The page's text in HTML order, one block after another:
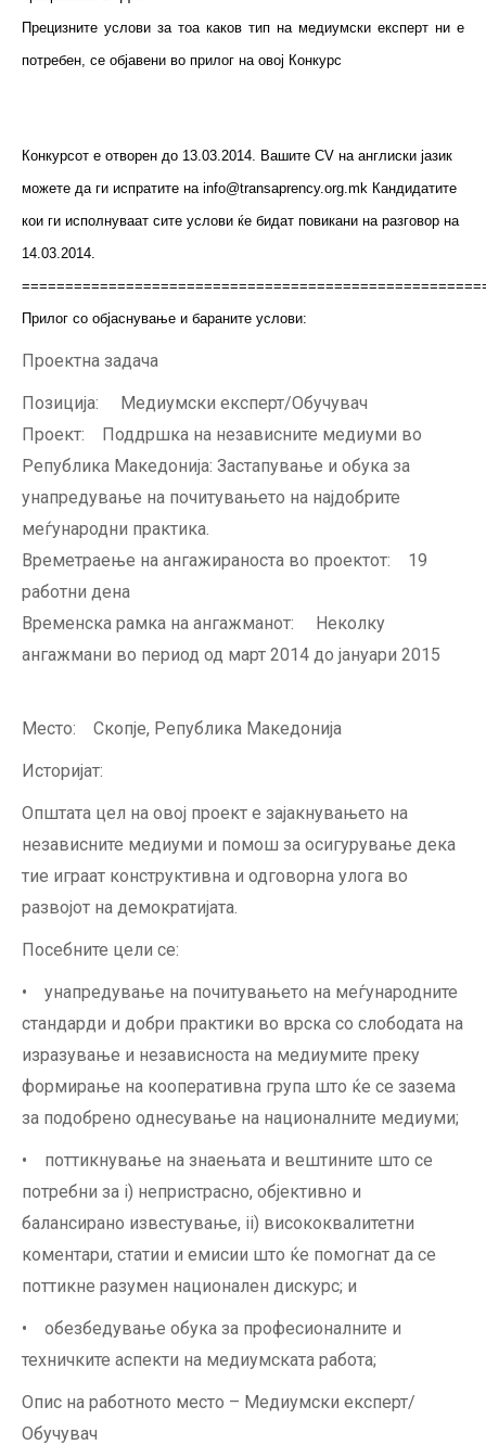
Прецизните услови за тоа каков тип на медиумски експерт ни е
потребен, се објавени во прилог на овој Конкурс
Конкурсот е отворен до 13.03.2014. Вашите CV на англиски јазик
можете да ги испратите на info@transaprency.org.mk Кандидатите
кои ги исполнуваат сите услови ќе бидат повикани на разговор на
14.03.2014.
Прилог со објаснување и бараните услови:
Проектна задача
Позиција: Медиумски експерт/Обучувач
Проект: Поддршка на независните медиуми во
Република Македонија: Застапување и обука за
унапредување на почитувањето на најдобрите
меѓународни практика.
Времетраење на ангажираноста во проектот: 19
работни дена
Временска рамка на ангажманот: Неколку
ангажмани во период од март 2014 до јануари 2015
Место: Скопје, Република Македонија
Историјат:
Општата цел на овој проект е зајакнувањето на
независните медиуми и помош за осигурување дека
тие играат конструктивна и одговорна улога во
развојот на демократијата.
Посебните цели се:
• унапредување на почитувањето на меѓународните
стандарди и добри практики во врска со слободата на
изразување и независноста на медиумите преку
формирање на кооперативна група што ќе се зазема
за подобрено однесување на националните медиуми;
• поттикнување на знаењата и вештините што се
потребни за i) непристрасно, објективно и
балансирано известување, ii) висококвалитетни
коментари, статии и емисии што ќе помогнат да се
поттикне разумен национален дискурс; и
• обезбедување обука за професионалните и
техничките аспекти на медиумската работа;
Опис на работното место – Медиумски експерт/
Обучувач